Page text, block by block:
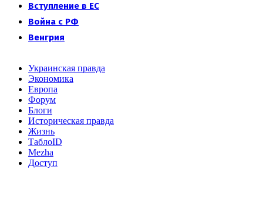
Вступление в ЕС
Война с РФ
Венгрия
Украинская правда
Экономика
Европа
Форум
Блоги
Историческая правда
Жизнь
ТаблоID
Mezha
Доступ